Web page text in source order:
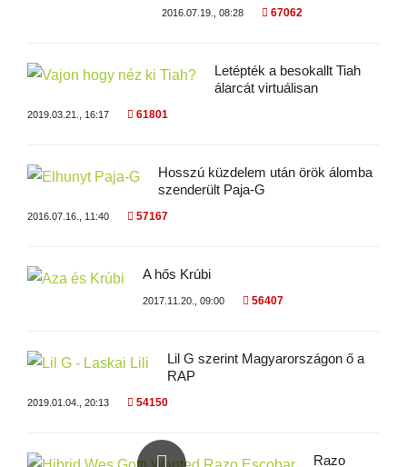
2016.07.19., 08:28 67062
Letépték a besokallt Tiah
álarcát virtuálisan
2019.03.21., 16:17 61801
Hosszú küzdelem után örök álomba
szenderült Paja-G
2016.07.16., 11:40 57167
A hős Krúbi
2017.11.20., 09:00 56407
Lil G szerint Magyarországon ő a
RAP
2019.01.04., 20:13 54150
Razo